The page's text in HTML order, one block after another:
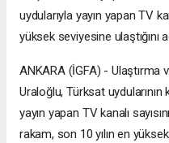
uydularıyla yayın yapan TV
yüksek seviyesine ulaştığını
ANKARA (İGFA) - Ulaştırma
Uraloğlu, Türksat uydularının
yayın yapan TV kanalı
rakam, son 10 yılın en